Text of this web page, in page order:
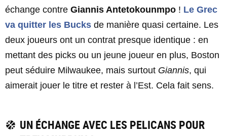
échange contre Giannis Antetokounmpo ! Le Grec
va quitter les Bucks de manière quasi certaine. Les
deux joueurs ont un contrat presque identique : en
mettant des picks ou un jeune joueur en plus, Boston
peut séduire Milwaukee, mais surtout Giannis, qui
aimerait jouer le titre et rester à l’Est. Cela fait sens.
UN ÉCHANGE AVEC LES PELICANS POUR